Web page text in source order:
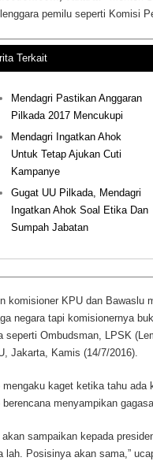
pemilu seperti Komisi
Terkait
Mendagri Pastikan Anggaran
Pilkada 2017 Mencukupi
Mendagri Ingatkan Ahok
Untuk Tetap Ajukan Cuti
Kampanye
Gugat UU Pilkada, Mendagri
Ingatkan Ahok Soal Etika Dan
Sumpah Jabatan
komisioner KPU dan Bawaslu
negara tapi komisionernya
seperti Ombudsman, LPSK
Jakarta, Kamis (14/7/2016).
mengaku kaget ketika tahu ada
berencana menyampikan
akan sampaikan kepada
lah. Posisinya akan sama,”